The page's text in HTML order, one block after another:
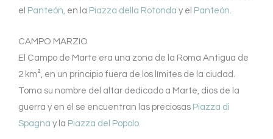
el Panteón, en la Piazza della Rotonda y el Panteón.
CAMPO MARZIO
El Campo de Marte era una zona de la Roma Antigua de
2 km², en un principio fuera de los límites de la ciudad.
Toma su nombre del altar dedicado a Marte, dios de la
guerra y en él se encuentran las preciosas Piazza di
Spagna y la Piazza del Popolo.